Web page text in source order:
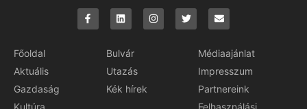
Főoldal
Aktuális
Gazdaság
Kultúra
Bulvár
Utazás
Kék hírek
Médiaajánlat
Impresszum
Partnereink
Felhasználási